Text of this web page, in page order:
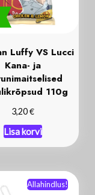
Luffy VS Lucci
Kana- ja
110g
3,20€
Lisa korvi
Allahindlus!